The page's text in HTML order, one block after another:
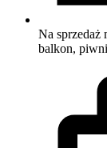
Na sprzedaż
balkon,